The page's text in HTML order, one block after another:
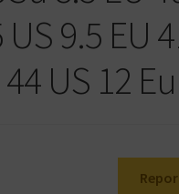
US 9.5 EU
US 12